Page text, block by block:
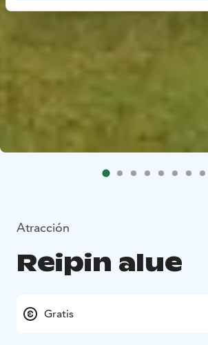
Atracción
Reipin alue
Gratis